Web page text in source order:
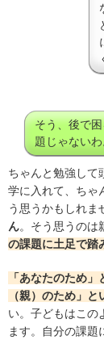
そう、後で
題じゃないわ
ちゃんと勉強して
学に入れて、ちゃ
う思うかもしれま
ん。そう思うのは
の課題に土足で踏
「あなたのため
（親）のため」
い。子どもはこの
ます。自分の課題